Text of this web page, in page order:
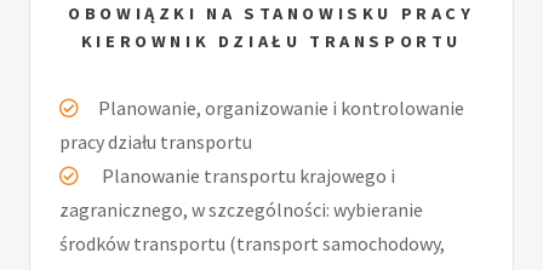
OBOWIĄZKI NA STANOWISKU PRACY
KIEROWNIK DZIAŁU TRANSPORTU
Planowanie, organizowanie i kontrolowanie
pracy działu transportu
Planowanie transportu krajowego i
zagranicznego, w szczególności: wybieranie
środków transportu (transport samochodowy,